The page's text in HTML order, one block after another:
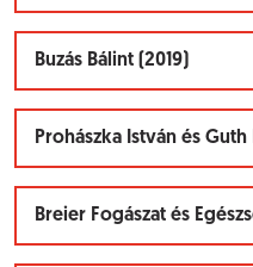
Buzás Bálint (2019)
Prohászka István és Guth
Breier Fogászat és